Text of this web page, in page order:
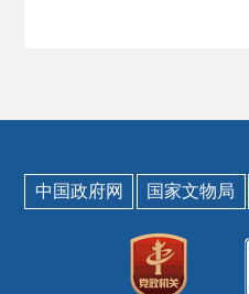
中国政府网 国家文物局